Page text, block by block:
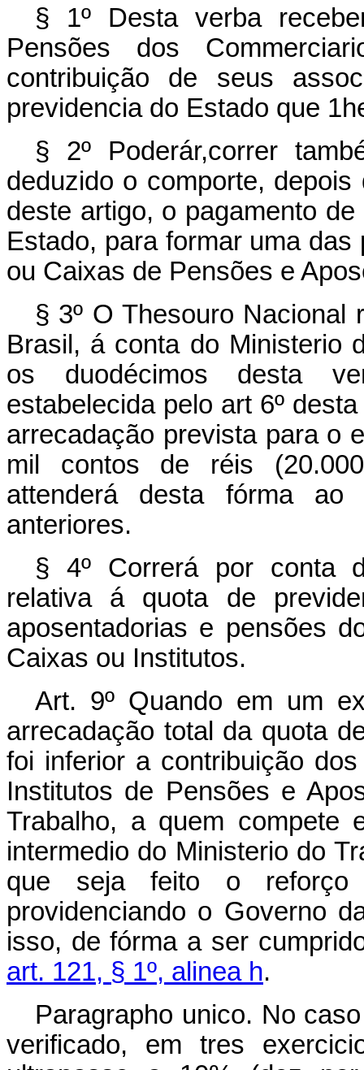
§ 1º Desta verba
Pensões dos
contribuição de seus
previdencia do Estado que
§ 2º Poderár,correr
deduzido o comporte,
deste artigo, o pagamento
Estado, para formar uma
ou Caixas de Pensões e
§ 3º O Thesouro Nacional
Brasil, á conta do Ministerio
os duodécimos desta
estabelecida pelo art 6º
arrecadação prevista para o
mil contos de réis
attenderá desta fórma ao
anteriores.
§ 4º Correrá por conta
relativa á quota de
aposentadorias e pensões
Caixas ou Institutos.
Art. 9º Quando em um
arrecadação total da quota
foi inferior a contribuição
Institutos de Pensões e
Trabalho, a quem compete
intermedio do Ministerio do
que seja feito o
providenciando o Governo
isso, de fórma a ser
art. 121, § 1º, alinea h.
Paragrapho unico. No
verificado, em tres